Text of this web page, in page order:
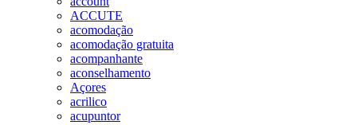
ACCUTE
acomodação
acomodação gratuita
acompanhante
aconselhamento
Açores
acrilico
acupuntor